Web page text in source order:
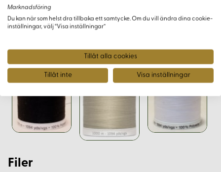
Filer
Marknadsföring
Du kan när som helst dra tillbaka ett samtycke. Om du vill ändra dina cookie-
inställningar, välj “Visa inställningar”
Tillåt alla cookies
Tillåt inte Visa inställningar